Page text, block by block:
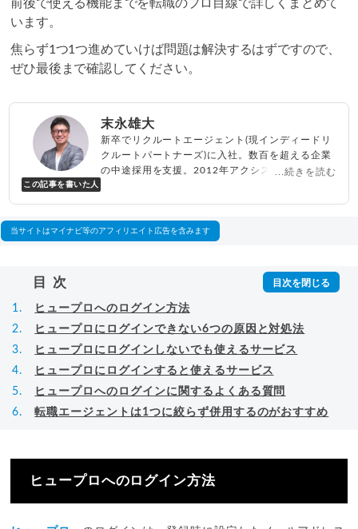
前後で使える機能までを転職のプロ目線で詳しくまとめて
います。
焦らず1つ1つ進めていけば問題は解決するはずですので、
ぜひ最後まで確認してください。
この記事を書いた人
末永雄大
新卒でリクルートエージェント(現インディードリ
クルートパートナーズ)に入社。数百を超える企業
の中途採用を支援。2012年アクシス(株)設立、代
べらない転職エージェント
...続きを読む
当サイトはマイナビ等のアフィリエイト広告を含みます
目次
ヒュープロへのログイン方法
ヒュープロにログインできない6つの原因と対処法
ヒュープロにログインしないでも使えるサービス
ヒュープロにログインすると使えるサービス
ヒュープロへのログインに関するよくある質問
転職エージェントは1つに絞らず併用するのがおすすめ
ヒュープロへのログイン方法